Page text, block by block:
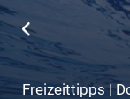
Freizeittipps |